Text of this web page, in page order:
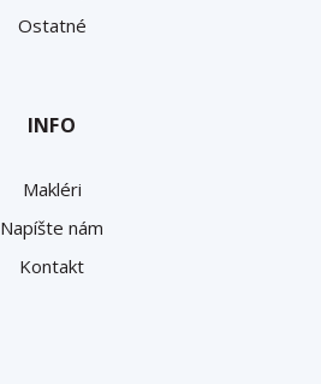
Ostatné
INFO
Makléri
Napíšte nám
Kontakt